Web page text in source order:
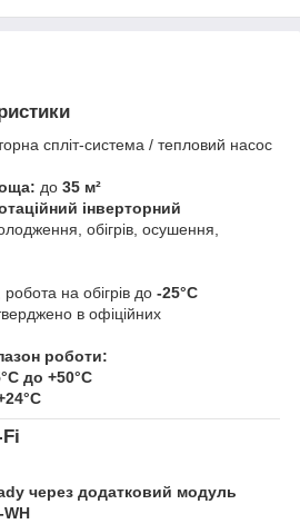
спліт-система / тепловий насос
до 35 м²
інверторний
обігрів, осушення,
робота на обігрів до -25°C
в офіційних
роботи:
до +50°C
через додатковий модуль